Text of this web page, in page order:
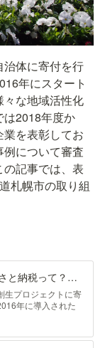
体に寄付を行
年にスタート
々な地域活性化
は2018年度か
を表彰してお
について審査
記事では、表
札幌市の取り組
【制度解説】寄付で地域貢献 企業版ふるさと納税って？わかりやすく解説！ - 企業版ふるさと納税バトンパス
生プロジェクトに寄
年に導入された
に促進することを
。今回は、企業版